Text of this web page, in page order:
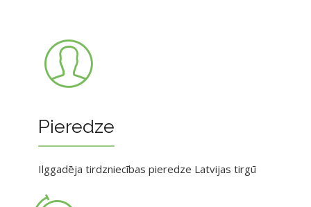
Pieredze
Ilggadēja tirdzniecības pieredze Latvijas tirgū